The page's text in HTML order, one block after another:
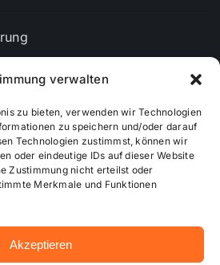
verwalten
zu bieten, verwenden wir Technologien
zu speichern und/oder darauf
Technologien zustimmst, können wir
oder eindeutige IDs auf dieser Website
Zustimmung nicht erteilst oder
Merkmale und Funktionen
Akzeptieren
...online besser informiert!